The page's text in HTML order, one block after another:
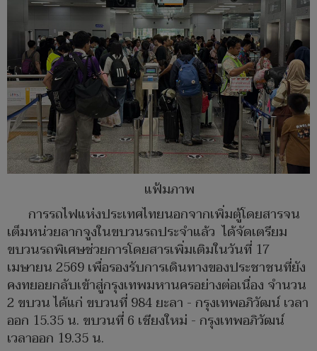
แฟ้มภาพ
การรถไฟแห่งประเทศไทยนอกจากเพิ่มตู้โดยสารจน
เต็มหน่วยลากจูงในขบวนรถประจำแล้ว ได้จัดเตรียม
ขบวนรถพิเศษช่วยการโดยสารเพิ่มเติมในวันที่ 17
เมษายน 2569 เพื่อรองรับการเดินทางของประชาชนที่ยัง
คงทยอยกลับเข้าสู่กรุงเทพมหานครอย่างต่อเนื่อง จำนวน
2 ขบวน ได้แก่ ขบวนที่ 984 ยะลา - กรุงเทพอภิวัฒน์ เวลา
ออก 15.35 น. ขบวนที่ 6 เชียงใหม่ - กรุงเทพอภิวัฒน์
เวลาออก 19.35 น.